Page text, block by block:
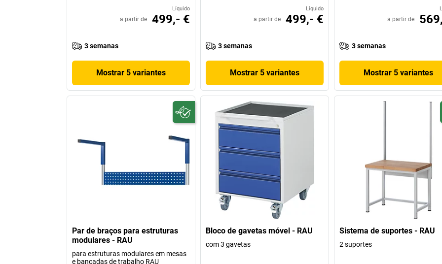
Líquido
a partir de 499,- €
3 semanas
Mostrar 5 variantes
Líquido
a partir de 499,- €
3 semanas
Mostrar 5 variantes
a partir de
3 semanas
Mostrar 5 variantes
Par de braços para estruturas
modulares - RAU
para estruturas modulares em mesas
e bancadas de trabalho RAU
Bloco de gavetas móvel - RAU
com 3 gavetas
Sistema de suportes - RAU
2 suportes